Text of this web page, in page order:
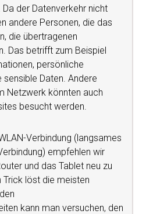
der Datenverkehr nicht
andere Personen, die das
die übertragenen
Das betrifft zum Beispiel
persönliche
Daten. Andere
Netzwerk könnten auch
besucht werden.
Verbindung (langsames
empfehlen wir
und das Tablet neu zu
löst die meisten
kann man versuchen, den